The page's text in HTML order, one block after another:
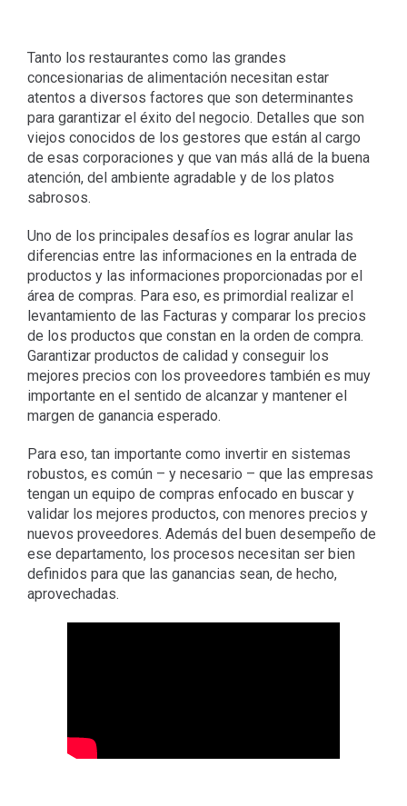
Tanto los restaurantes como las grandes
concesionarias de alimentación necesitan estar
atentos a diversos factores que son determinantes
para garantizar el éxito del negocio. Detalles que son
viejos conocidos de los gestores que están al cargo
de esas corporaciones y que van más allá de la buena
atención, del ambiente agradable y de los platos
sabrosos.
Uno de los principales desafíos es lograr anular las
diferencias entre las informaciones en la entrada de
productos y las informaciones proporcionadas por el
área de compras. Para eso, es primordial realizar el
levantamiento de las Facturas y comparar los precios
de los productos que constan en la orden de compra.
Garantizar productos de calidad y conseguir los
mejores precios con los proveedores también es muy
importante en el sentido de alcanzar y mantener el
margen de ganancia esperado.
Para eso, tan importante como invertir en sistemas
robustos, es común – y necesario – que las empresas
tengan un equipo de compras enfocado en buscar y
validar los mejores productos, con menores precios y
nuevos proveedores. Además del buen desempeño de
ese departamento, los procesos necesitan ser bien
definidos para que las ganancias sean, de hecho,
aprovechadas.